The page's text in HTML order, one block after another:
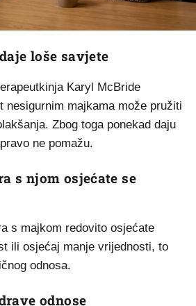
loše savjete
Karyl McBride
nesigurnim majkama može pružiti
Zbog toga ponekad daju
ne pomažu.
s njom osjećate se
s majkom redovito osjećate
ili osjećaj manje vrijednosti, to
odnosa.
odnose